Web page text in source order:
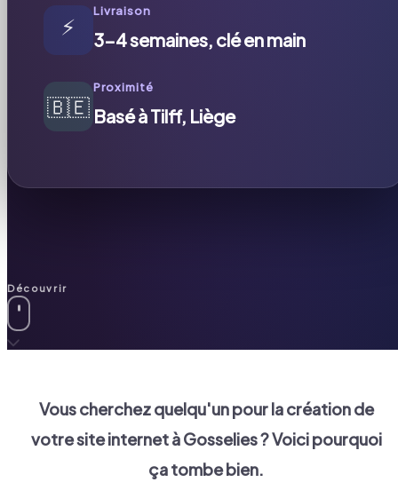
⚡
Livraison
3-4 semaines, clé en main
🇧🇪
Proximité
Basé à Tilff, Liège
Découvrir
Vous cherchez quelqu'un pour la création de
votre site internet àGosselies? Voici pourquoi
ça tombe bien.